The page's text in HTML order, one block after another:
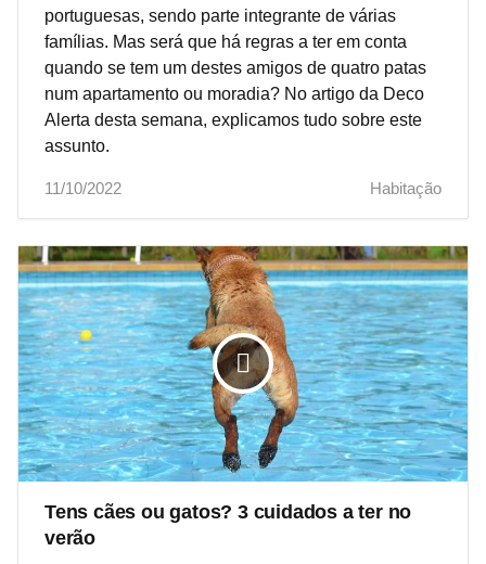
portuguesas, sendo parte integrante de várias
famílias. Mas será que há regras a ter em conta
quando se tem um destes amigos de quatro patas
num apartamento ou moradia? No artigo da Deco
Alerta desta semana, explicamos tudo sobre este
assunto.
11/10/2022 Habitação
Tens cães ou gatos? 3 cuidados a ter no
verão